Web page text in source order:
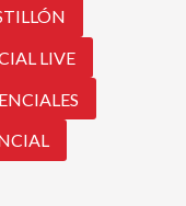
LIVE